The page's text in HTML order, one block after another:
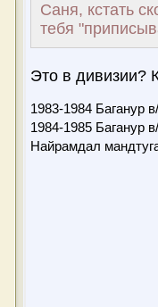
Саня, кстать
тебя
Это в дивизии?
1983-1984 Баганур
1984-1985 Баганур
Найрамдал